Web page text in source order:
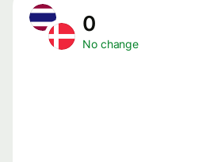
0
No change